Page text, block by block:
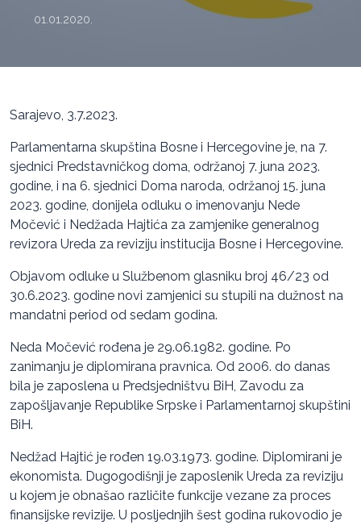
01.01.2020.
Sarajevo, 3.7.2023.
Parlamentarna skupština Bosne i Hercegovine je, na 7.
sjednici Predstavničkog doma, održanoj 7. juna 2023.
godine, i na 6. sjednici Doma naroda, održanoj 15. juna
2023. godine, donijela odluku o imenovanju Nede
Močević i Nedžada Hajtića za zamjenike generalnog
revizora Ureda za reviziju institucija Bosne i Hercegovine.
Objavom odluke u Službenom glasniku broj 46/23 od
30.6.2023. godine novi zamjenici su stupili na dužnost na
mandatni period od sedam godina.
Neda Močević rođena je 29.06.1982. godine. Po
zanimanju je diplomirana pravnica. Od 2006. do danas
bila je zaposlena u Predsjedništvu BiH, Zavodu za
zapošljavanje Republike Srpske i Parlamentarnoj skupštini
BiH.
Nedžad Hajtić je rođen 19.03.1973. godine. Diplomirani je
ekonomista. Dugogodišnji je zaposlenik Ureda za reviziju
u kojem je obnašao različite funkcije vezane za proces
finansijske revizije. U posljednjih šest godina rukovodio je